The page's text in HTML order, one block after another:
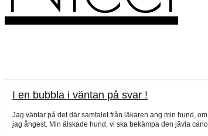
I en bubbla i väntan på svar !
Jag väntar på det där samtalet från läkaren ang min hund,
jag ångest. Min älskade hund, vi ska bekämpa den jävla